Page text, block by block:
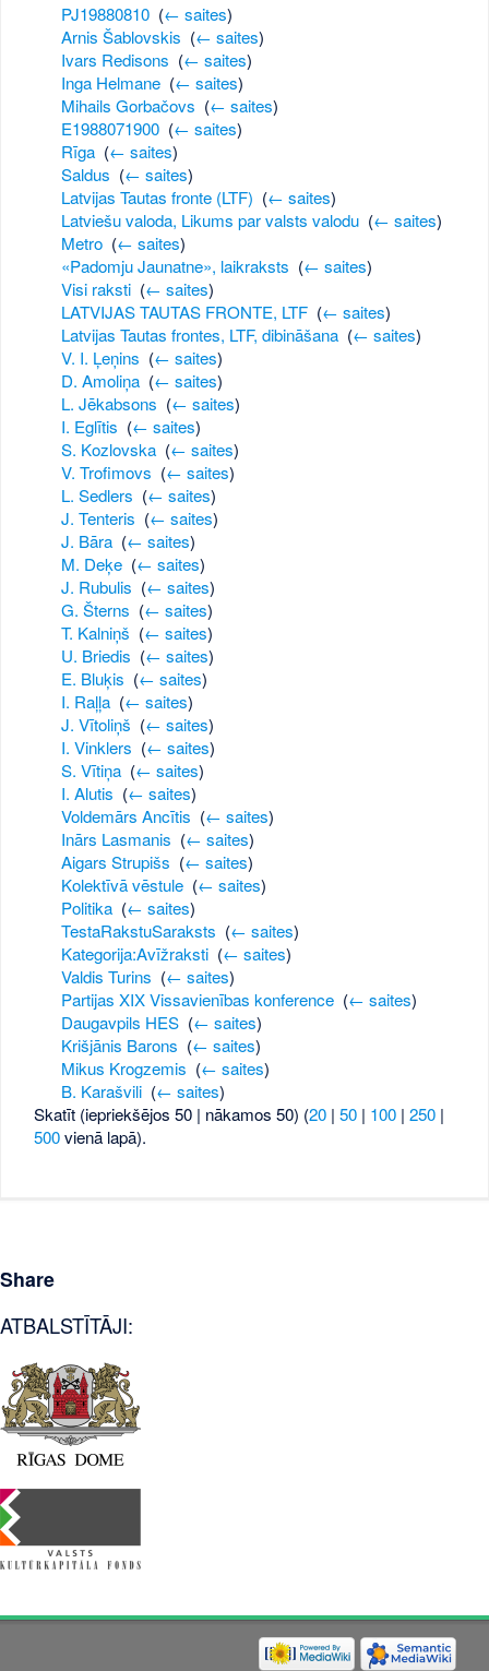
PJ19880810‎ (← saites)
Arnis Šablovskis (← saites)
Ivars Redisons (← saites)
Inga Helmane‎ (← saites)
Mihails Gorbačovs (← saites)
E1988071900‎ (← saites)
Rīga‎ (← saites)
Saldus (← saites)
Latvijas Tautas fronte (LTF) (← saites)
Latviešu valoda, Likums par valsts valodu‎ (← saites)
Metro‎ (← saites)
«Padomju Jaunatne», laikraksts (← saites)
Visi raksti‎ (← saites)
LATVIJAS TAUTAS FRONTE, LTF‎ (← saites)
Latvijas Tautas frontes, LTF, dibināšana‎ (← saites)
V. I. Ļeņins (← saites)
D. Amoliņa‎ (← saites)
L. Jēkabsons (← saites)
I. Eglītis (← saites)
S. Kozlovska‎ (← saites)
V. Trofimovs (← saites)
L. Sedlers (← saites)
J. Tenteris (← saites)
J. Bāra‎ (← saites)
M. Deķe‎ (← saites)
J. Rubulis (← saites)
G. Šterns (← saites)
T. Kalniņš (← saites)
U. Briedis (← saites)
E. Bluķis (← saites)
I. Raļļa‎ (← saites)
J. Vītoliņš (← saites)
I. Vinklers (← saites)
S. Vītiņa‎ (← saites)
I. Alutis (← saites)
Voldemārs Ancītis (← saites)
Inārs Lasmanis (← saites)
Aigars Strupišs (← saites)
Kolektīvā vēstule‎ (← saites)
Politika‎ (← saites)
TestaRakstuSaraksts (← saites)
Kategorija:Avīžraksti‎ (← saites)
Valdis Turins (← saites)
Partijas XIX Vissavienības konference‎ (← saites)
Daugavpils HES‎ (← saites)
Krišjānis Barons (← saites)
Mikus Krogzemis (← saites)
B. Karašvili‎ (← saites)
Skatīt (iepriekšējos 50 | nākamos 50) (20 |50 | 100 |250 |
500vienā lapā).
Share
ATBALSTĪTĀJI: